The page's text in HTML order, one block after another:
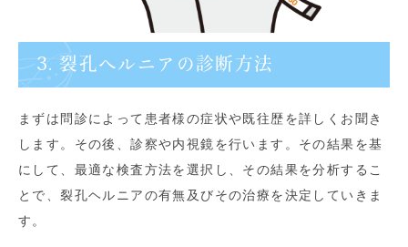
3. 裂孔ヘルニアの診断方法
まずは問診によって患者様の症状や既往歴を詳しくお聞き
します。その後、診察や内視鏡を行います。その結果を基
にして、最適な検査方法を選択し、その結果を分析するこ
とで、裂孔ヘルニアの有無及びその治療を決定していきま
す。